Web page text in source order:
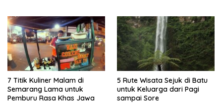
7 Titik Kuliner Malam di
Semarang Lama untuk
Pemburu Rasa Khas Jawa
5 Rute Wisata Sejuk di Batu
untuk Keluarga dari Pagi
sampai Sore